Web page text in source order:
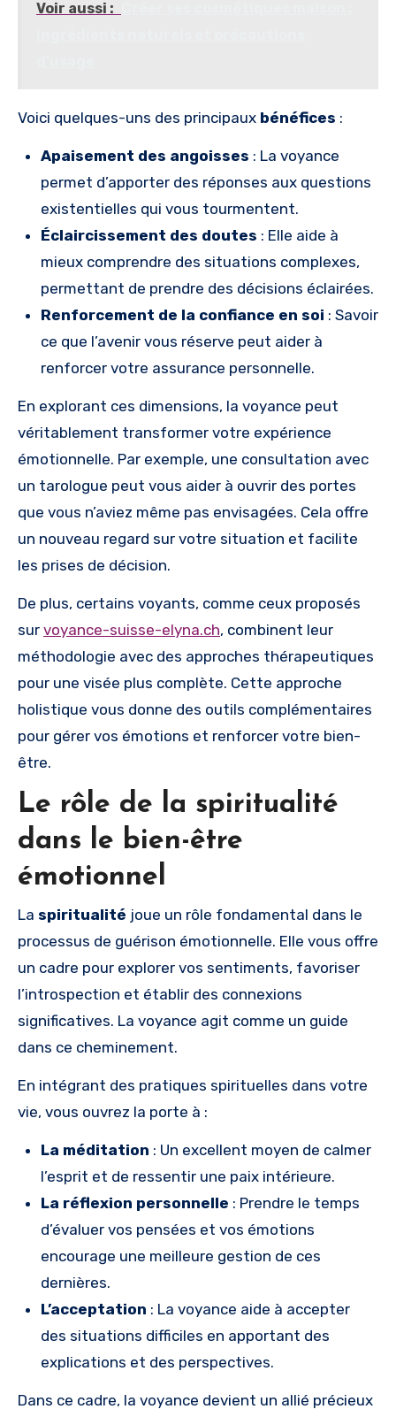
Voir aussi :
Voici quelques-uns des principaux bénéfices :
Apaisement des angoisses : La voyance
permet d’apporter des réponses aux questions
existentielles qui vous tourmentent.
Éclaircissement des doutes : Elle aide à
mieux comprendre des situations complexes,
permettant de prendre des décisions éclairées.
Renforcement de la confiance en soi : Savoir
ce que l’avenir vous réserve peut aider à
renforcer votre assurance personnelle.
En explorant ces dimensions, la voyance peut
véritablement transformer votre expérience
émotionnelle. Par exemple, une consultation avec
un tarologue peut vous aider à ouvrir des portes
que vous n’aviez même pas envisagées. Cela offre
un nouveau regard sur votre situation et facilite
les prises de décision.
De plus, certains voyants, comme ceux proposés
sur voyance-suisse-elyna.ch, combinent leur
méthodologie avec des approches thérapeutiques
pour une visée plus complète. Cette approche
holistique vous donne des outils complémentaires
pour gérer vos émotions et renforcer votre bien-
être.
Le rôle de la spiritualité
dans le bien-être
émotionnel
La spiritualité joue un rôle fondamental dans le
processus de guérison émotionnelle. Elle vous offre
un cadre pour explorer vos sentiments, favoriser
l’introspection et établir des connexions
significatives. La voyance agit comme un guide
dans ce cheminement.
En intégrant des pratiques spirituelles dans votre
vie, vous ouvrez la porte à :
La méditation : Un excellent moyen de calmer
l’esprit et de ressentir une paix intérieure.
La réflexion personnelle : Prendre le temps
d’évaluer vos pensées et vos émotions
encourage une meilleure gestion de ces
dernières.
L’acceptation : La voyance aide à accepter
des situations difficiles en apportant des
explications et des perspectives.
Dans ce cadre, la voyance devient un allié précieux